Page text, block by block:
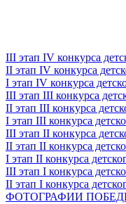
III этап IV конкурса
II этап IV конкурса
I этап IV конкурса
III этап III конкурса
II этап III конкурса
I этап III конкурса
III этап II конкурса
II этап II конкурса
I этап II конкурса
III этап I конкурса
II этап I конкурса
ФОТОГРАФИИ